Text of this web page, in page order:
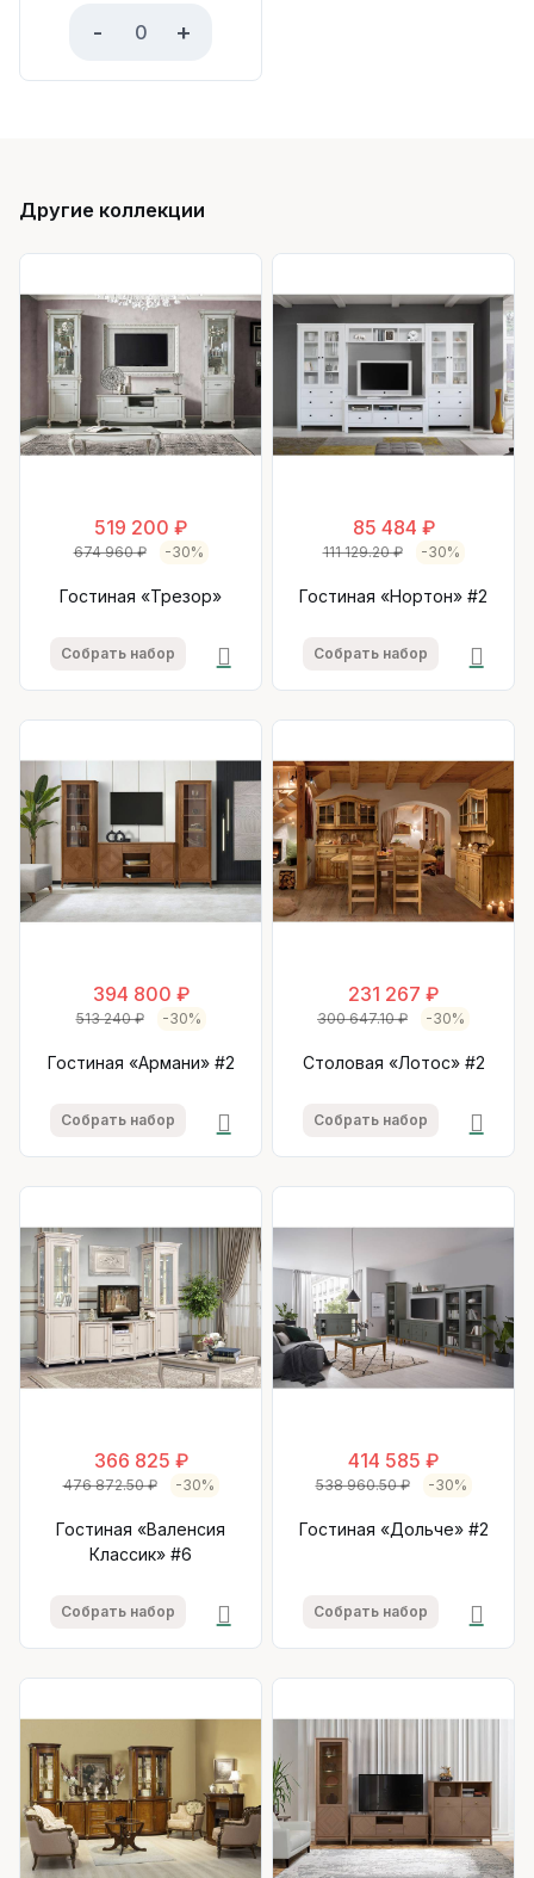
- +
Другие коллекции
519 200 ₽
674 960 ₽ -30%
Гостиная «Трезор»
Собрать набор
85 484 ₽
111 129.20 ₽ -30%
Гостиная «Нортон» #2
Собрать набор
394 800 ₽
513 240 ₽ -30%
Гостиная «Армани» #2
Собрать набор
231 267 ₽
300 647.10 ₽ -30%
Столовая «Лотос» #2
Собрать набор
366 825 ₽
476 872.50 ₽ -30%
Гостиная «Валенсия
Классик» #6
Собрать набор
414 585 ₽
538 960.50 ₽ -30%
Гостиная «Дольче» #2
Собрать набор